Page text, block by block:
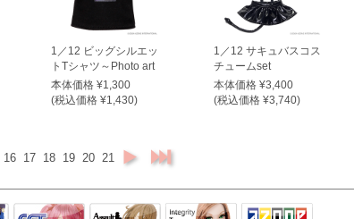
1／12 ビッグシルエッ
トTシャツ～Photo art
～
本体価格 ¥1,300
(税込価格 ¥1,430)
1／12 サキュバスコス
チュームset
本体価格 ¥3,400
(税込価格 ¥3,740)
16 17 18 19 20 21